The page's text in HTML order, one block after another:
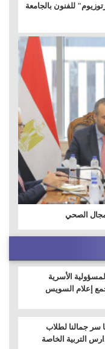
للفنون بالجامعة
الصحي
الأسرية
إعلام السويس
سر جمالنا لطلاب
التربية الخاصة